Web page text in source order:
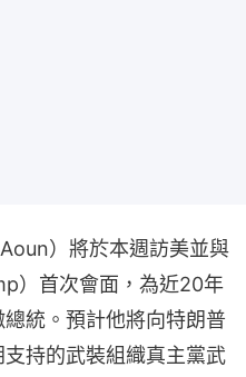
）將於本週訪美並與
）首次會面，為近20年
統。預計他將向特朗普
持的武裝組織真主黨武